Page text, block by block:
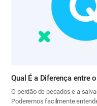
Qual É a Diferença entre
O perdão de pecados e a
Poderemos facilmente